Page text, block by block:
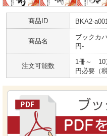
同送希望の場合は対応させてい
お気軽にご相談ください。
商品ID BKA2-a001
商品名
ブックカ
円-
注文可能数
1冊～ 10
円必要（税